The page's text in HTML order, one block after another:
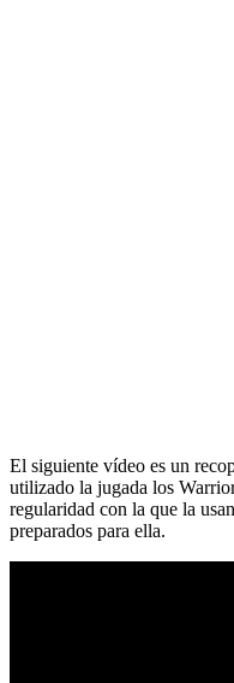
El siguiente vídeo es un
utilizado la jugada los
regularidad con la que la
preparados para ella.